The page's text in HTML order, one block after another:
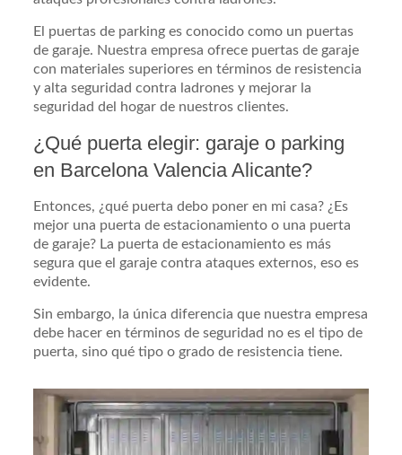
El puertas de parking es conocido como un puertas
de garaje. Nuestra empresa ofrece puertas de garaje
con materiales superiores en términos de resistencia
y alta seguridad contra ladrones y mejorar la
seguridad del hogar de nuestros clientes.
¿Qué puerta elegir: garaje o parking
en Barcelona Valencia Alicante?
Entonces, ¿qué puerta debo poner en mi casa? ¿Es
mejor una puerta de estacionamiento o una puerta
de garaje? La puerta de estacionamiento es más
segura que el garaje contra ataques externos, eso es
evidente.
Sin embargo, la única diferencia que nuestra empresa
debe hacer en términos de seguridad no es el tipo de
puerta, sino qué tipo o grado de resistencia tiene.